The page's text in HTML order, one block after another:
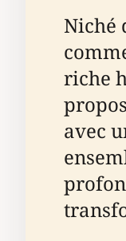
Niché
riche
avec